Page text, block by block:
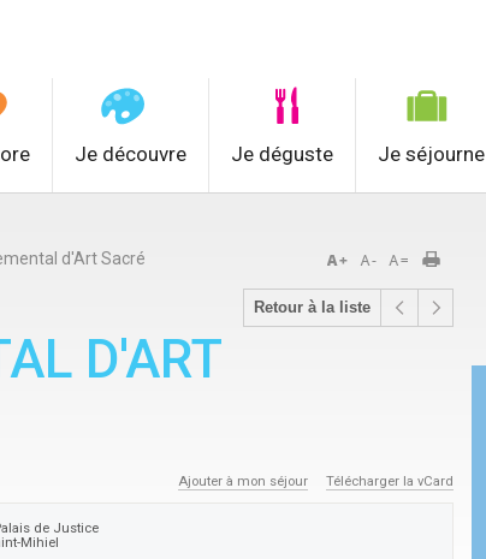
Je découvre Je déguste Je séjourne
d'Art Sacré
Retour à la liste
D'ART
Ajouter à mon séjour Télécharger la vCard
de Justice
Mihiel